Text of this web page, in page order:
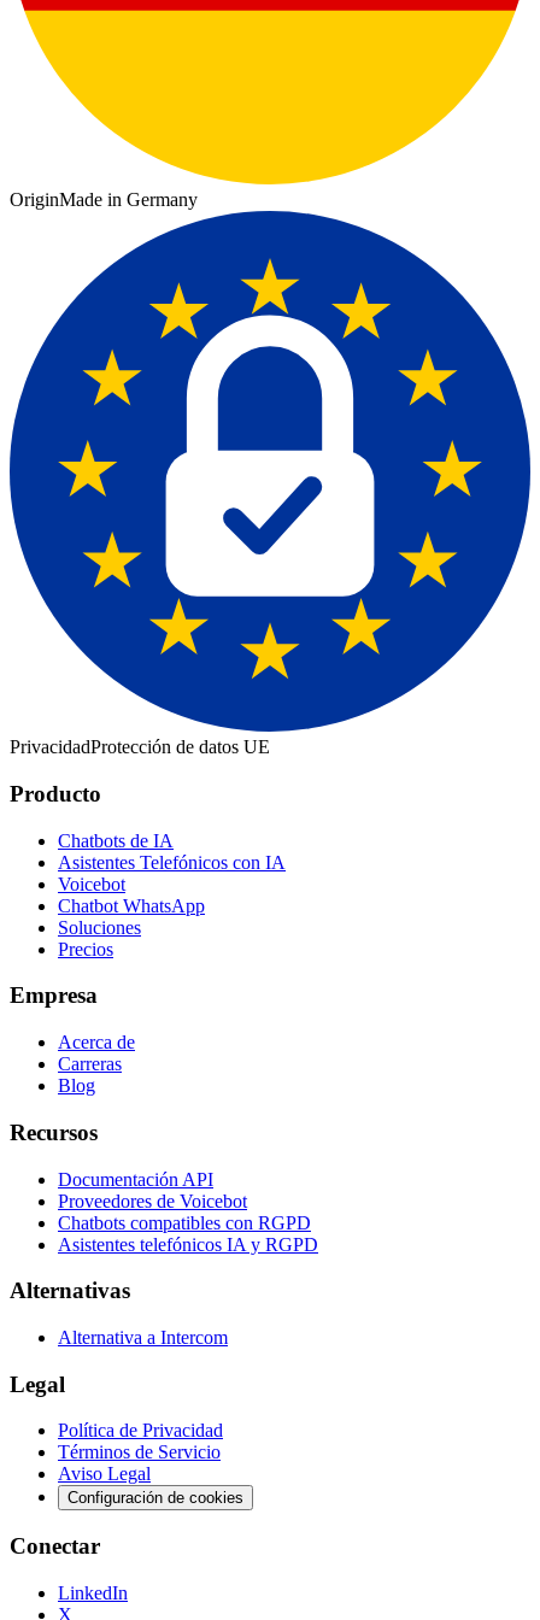
OriginMade in Germany
PrivacidadProtección de datos UE
Producto
Chatbots de IA
Asistentes Telefónicos con IA
Voicebot
Chatbot WhatsApp
Soluciones
Precios
Empresa
Acerca de
Carreras
Blog
Recursos
Documentación API
Proveedores de Voicebot
Chatbots compatibles con RGPD
Asistentes telefónicos IA y RGPD
Alternativas
Alternativa a Intercom
Legal
Política de Privacidad
Términos de Servicio
Aviso Legal
Configuración de cookies
Conectar
LinkedIn
X